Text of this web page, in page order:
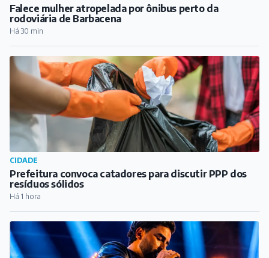
Falece mulher atropelada por ônibus perto da
rodoviária de Barbacena
Há 30 min
CIDADE
Prefeitura convoca catadores para discutir PPP dos
resíduos sólidos
Há 1 hora